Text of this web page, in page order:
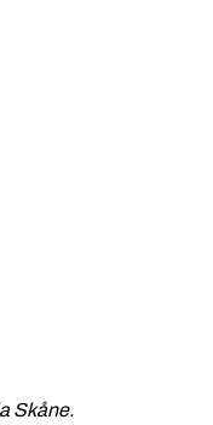
Skåne.